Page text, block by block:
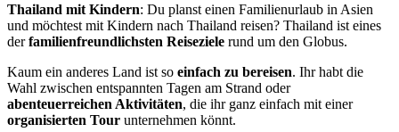
Thailand mit Kindern: Du planst einen Familienurlaub in Asien
und möchtest mit Kindern nach Thailand reisen? Thailand ist eines
derfamilienfreundlichsten Reiseziele rund um den Globus.
Kaum ein anderes Land ist so einfach zu bereisen. Ihr habt die
Wahl zwischen entspannten Tagen am Strand oder
abenteuerreichen Aktivitäten, die ihr ganz einfach mit einer
organisierten Tour unternehmen könnt.